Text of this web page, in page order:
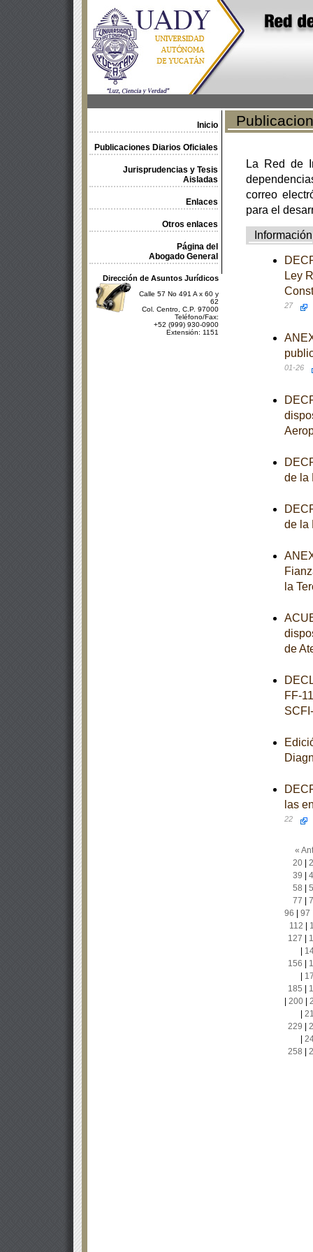
Inicio
Publicaciones Diarios Oficiales
Jurisprudencias y Tesis
Aisladas
Enlaces
Otros enlaces
Página del
Abogado General
Dirección de Asuntos Jurídicos
Calle 57 No 491 A x 60 y
62
Col. Centro, C.P. 97000
Teléfono/Fax:
+52 (999) 930-0900
Extensión: 1151
La Red de
correo
para el
Información
Ley
27
01-26
de la
de la
la
de
FF-
las
22
«
20|
39
58
77
96
97
112
127
156
185
200|
229
258